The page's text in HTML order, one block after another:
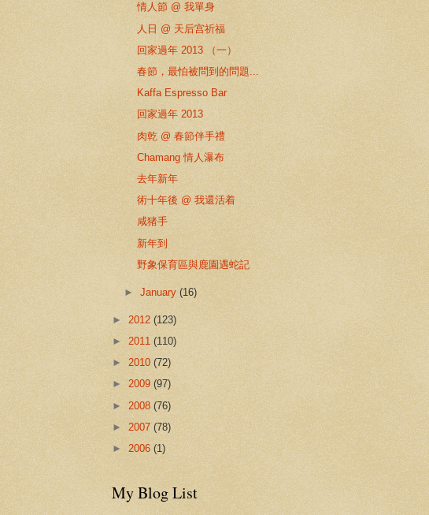
情人節 @ 我單身
人日 @ 天后宫祈福
回家過年 2013 （一）
春節，最怕被問到的問題...
Kaffa Espresso Bar
回家過年 2013
肉乾 @ 春節伴手禮
Chamang 情人瀑布
去年新年
術十年後 @ 我還活着
咸猪手
新年到
野象保育區與鹿園遇蛇記
►January(16)
► 2012 (123)
► 2011 (110)
► 2010 (72)
► 2009 (97)
► 2008 (76)
► 2007 (78)
► 2006 (1)
My Blog List